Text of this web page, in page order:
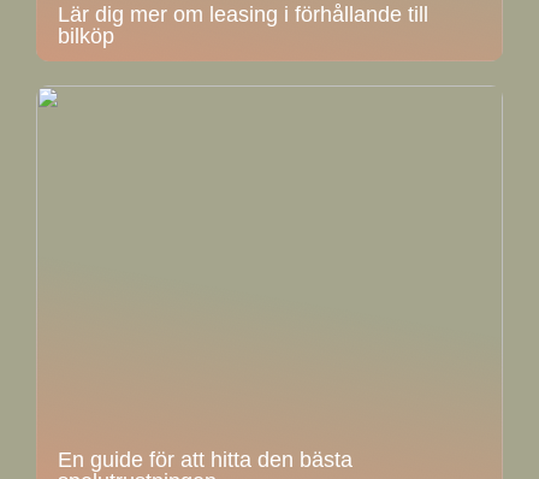
Lär dig mer om leasing i förhållande till
bilköp
En guide för att hitta den bästa